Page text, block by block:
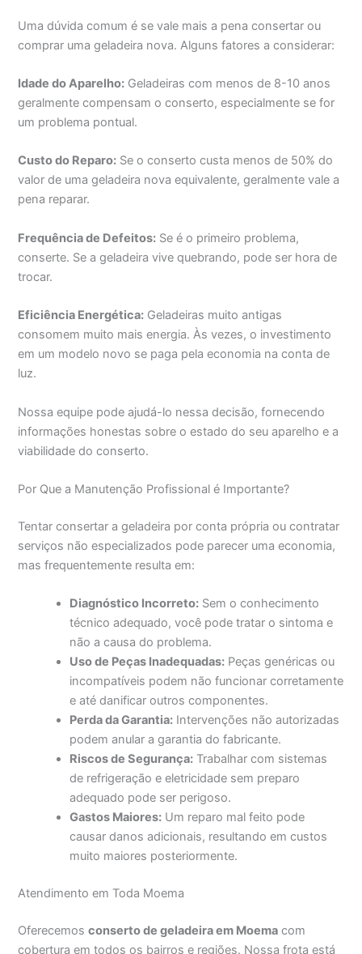
Uma dúvida comum é se vale mais a pena consertar ou
comprar uma geladeira nova. Alguns fatores a considerar:
Idade do Aparelho: Geladeiras com menos de 8-10 anos
geralmente compensam o conserto, especialmente se for
um problema pontual.
Custo do Reparo: Se o conserto custa menos de 50% do
valor de uma geladeira nova equivalente, geralmente vale a
pena reparar.
Frequência de Defeitos: Se é o primeiro problema,
conserte. Se a geladeira vive quebrando, pode ser hora de
trocar.
Eficiência Energética: Geladeiras muito antigas
consomem muito mais energia. Às vezes, o investimento
em um modelo novo se paga pela economia na conta de
luz.
Nossa equipe pode ajudá-lo nessa decisão, fornecendo
informações honestas sobre o estado do seu aparelho e a
viabilidade do conserto.
Por Que a Manutenção Profissional é Importante?
Tentar consertar a geladeira por conta própria ou contratar
serviços não especializados pode parecer uma economia,
mas frequentemente resulta em:
Diagnóstico Incorreto: Sem o conhecimento
técnico adequado, você pode tratar o sintoma e
não a causa do problema.
Uso de Peças Inadequadas: Peças genéricas ou
incompatíveis podem não funcionar corretamente
e até danificar outros componentes.
Perda da Garantia: Intervenções não autorizadas
podem anular a garantia do fabricante.
Riscos de Segurança: Trabalhar com sistemas
de refrigeração e eletricidade sem preparo
adequado pode ser perigoso.
Gastos Maiores: Um reparo mal feito pode
causar danos adicionais, resultando em custos
muito maiores posteriormente.
Atendimento em Toda Moema
Oferecemosconserto de geladeira em Moema com
cobertura em todos os bairros e regiões. Nossa frota está